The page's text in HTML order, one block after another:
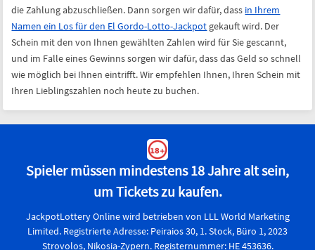
tun müssen, ist, Ihr Konto einzurichten, Ihre Zahlen zu wählen und
die Zahlung abzuschließen. Dann sorgen wir dafür, dassin Ihrem
Namen ein Los für den El Gordo-Lotto-Jackpotgekauft wird. Der
Schein mit den von Ihnen gewählten Zahlen wird für Sie gescannt,
und im Falle eines Gewinns sorgen wir dafür, dass das Geld so schnell
wie möglich bei Ihnen eintrifft. Wir empfehlen Ihnen, Ihren Schein mit
Spieler müssen mindestens 18 Jahre alt sein,
JackpotLottery Online wird betrieben von LLL World Marketing
Limited. Registrierte Adresse: Peiraios 30, 1. Stock, Büro 1, 2023